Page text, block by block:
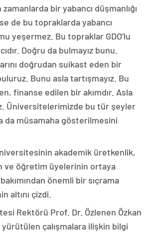
bir yabancı düşmanlığı
de bu topraklarda yabancı
yeşermez. Bu topraklar GDO’lu
Doğru da bulmayız bunu.
doğrudan suikast eden bir
Bunu asla tartışmayız. Bu
finanse edilen bir akımdır. Asla
Üniversitelerimizde bu tür şeyler
da müsamaha gösterilmesini
akademik üretkenlik,
ve öğretim üyelerinin ortaya
önemli bir sıçrama
altını çizdi.
Rektörü Prof. Dr. Özlenen Özkan
çalışmalara ilişkin bilgi